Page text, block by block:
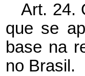
Art. 24.
que se
base na
no Brasil.